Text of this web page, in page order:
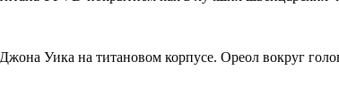
Уика на титановом корпусе. Ореол вокруг